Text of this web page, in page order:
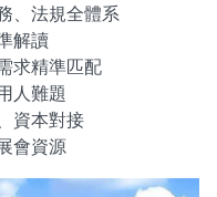
、法規全體系
解讀
求精準匹配
人難題
資本對接
會資源